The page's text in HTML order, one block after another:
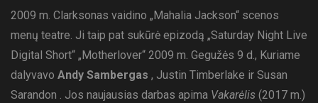
2009 m. Clarksonas vaidino „Mahalia Jackson“ scenos
menų teatre. Ji taip pat sukūrė epizodą „Saturday Night Live
Digital Short“ „Motherlover“ 2009 m. Gegužės 9 d., Kuriame
dalyvavo Andy Sambergas , Justin Timberlake ir Susan
Sarandon . Jos naujausias darbas apima Vakarėlis (2017 m.)